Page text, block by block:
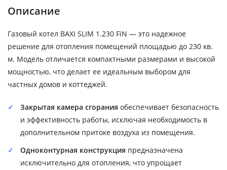
Описание
Газовый котел BAXI SLIM 1.230 FiN — это надежное
решение для отопления помещений площадью до 230 кв.
м. Модель отличается компактными размерами и высокой
мощностью, что делает ее идеальным выбором для
частных домов и коттеджей.
Закрытая камера сгорания обеспечивает безопасность
и эффективность работы, исключая необходимость в
дополнительном притоке воздуха из помещения.
Одноконтурная конструкция предназначена
исключительно для отопления, что упрощает